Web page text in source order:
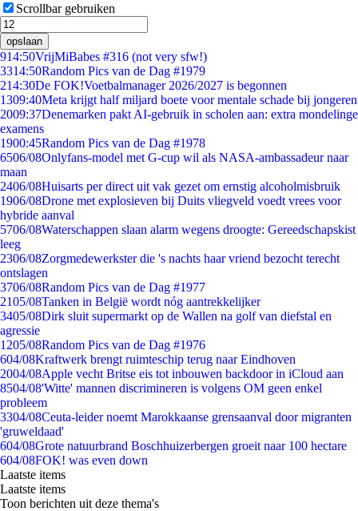
Scrollbar gebruiken
opslaan
914:50VrijMiBabes #316 (not very sfw!)
3314:50Random Pics van de Dag #1979
214:30De FOK!Voetbalmanager 2026/2027 is begonnen
1309:40Meta krijgt half miljard boete voor mentale schade bij jongeren
2009:37Denemarken pakt AI-gebruik in scholen aan: extra mondelinge
examens
1900:45Random Pics van de Dag #1978
6506/08Onlyfans-model met G-cup wil als NASA-ambassadeur naar
maan
2406/08Huisarts per direct uit vak gezet om ernstig alcoholmisbruik
1906/08Drone met explosieven bij Duits vliegveld voedt vrees voor
hybride aanval
5706/08Waterschappen slaan alarm wegens droogte: Gereedschapskist
leeg
2306/08Zorgmedewerkster die 's nachts haar vriend bezocht terecht
ontslagen
3706/08Random Pics van de Dag #1977
2105/08Tanken in België wordt nóg aantrekkelijker
3405/08Dirk sluit supermarkt op de Wallen na golf van diefstal en
agressie
1205/08Random Pics van de Dag #1976
604/08Kraftwerk brengt ruimteschip terug naar Eindhoven
2004/08Apple vecht Britse eis tot inbouwen backdoor in iCloud aan
8504/08'Witte' mannen discrimineren is volgens OM geen enkel
probleem
3304/08Ceuta-leider noemt Marokkaanse grensaanval door migranten
'gruweldaad'
604/08Grote natuurbrand Boschhuizerbergen groeit naar 100 hectare
604/08FOK! was even down
Laatste items
Laatste items
Toon berichten uit deze thema's